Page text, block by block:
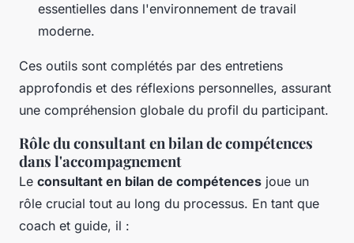
essentielles dans l'environnement de travail
moderne.
Ces outils sont complétés par des entretiens
approfondis et des réflexions personnelles, assurant
une compréhension globale du profil du participant.
Rôle du consultant en bilan de compétences
dans l'accompagnement
Le consultant en bilan de compétences joue un
rôle crucial tout au long du processus. En tant que
coach et guide, il :